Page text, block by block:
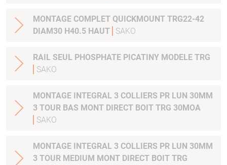
MONTAGE COMPLET QUICKMOUNT TRG22-42
DIAM30 H40.5 HAUT
SAKO
RAIL SEUL PHOSPHATE PICATINY MODELE TRG
SAKO
MONTAGE INTEGRAL 3 COLLIERS PR LUN 30MM
3 TOUR BAS MONT DIRECT BOIT TRG 30MOA
SAKO
MONTAGE INTEGRAL 3 COLLIERS PR LUN 30MM
3 TOUR MEDIUM MONT DIRECT BOIT TRG